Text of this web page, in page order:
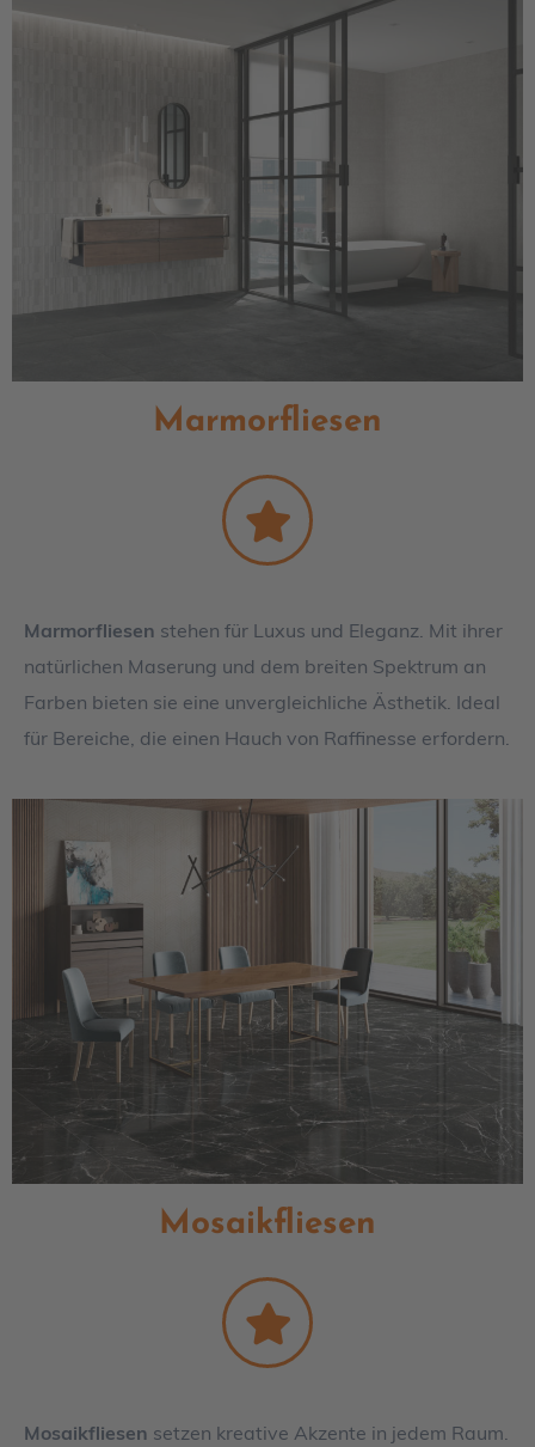
Marmorfliesen
Marmorfliesen stehen für Luxus und Eleganz. Mit ihrer
natürlichen Maserung und dem breiten Spektrum an
Farben bieten sie eine unvergleichliche Ästhetik. Ideal
für Bereiche, die einen Hauch von Raffinesse erfordern.
Mosaikfliesen
Mosaikfliesen setzen kreative Akzente in jedem Raum.